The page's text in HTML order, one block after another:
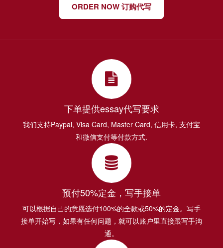
ORDER NOW 订购代写
下单提供essay代写要求
我们支持Paypal, Visa Card, Master Card, 信用卡, 支付宝
和微信支付等付款方式.
预付50%定金，写手接单
可以根据自己的意愿选付100%的全款或50%的定金。写手
接单开始写，如果有任何问题，就可以账户里直接跟写手沟
通。